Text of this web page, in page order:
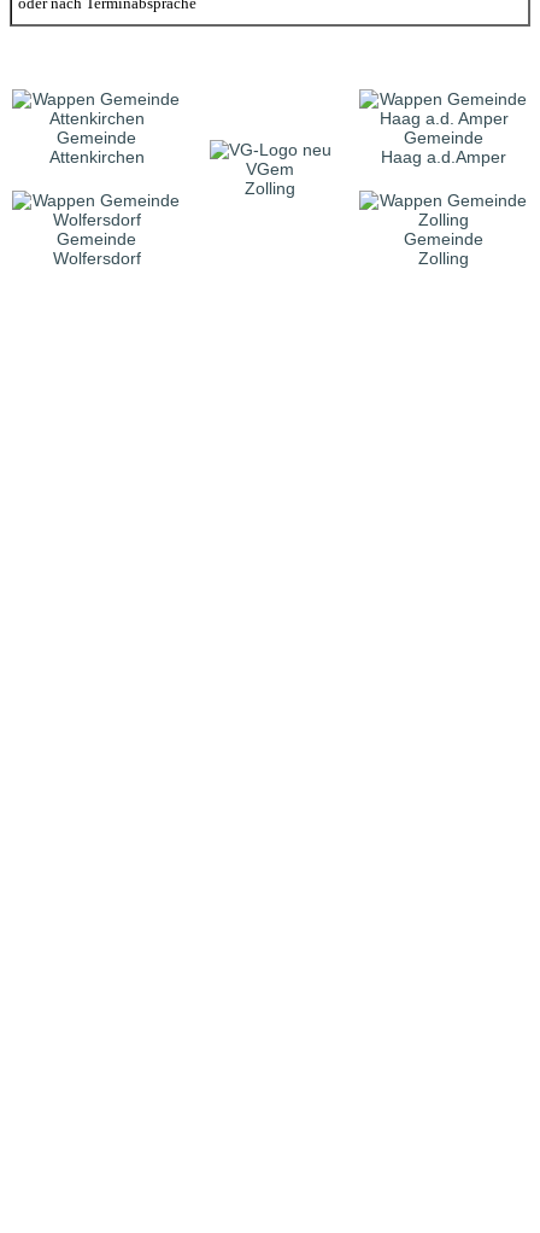
Gemeinde
Attenkirchen
VGem
Zolling
Gemeinde
Haag a.d.Amper
Gemeinde
Wolfersdorf
Gemeinde
Zolling